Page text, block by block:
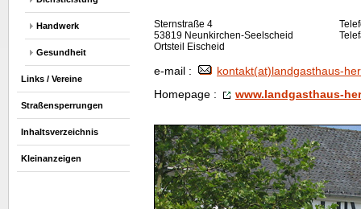
Handwerk
Gesundheit
Links / Vereine
Straßensperrungen
Inhaltsverzeichnis
Kleinanzeigen
Sternstraße 4
53819 Neunkirchen-Seelscheid
Ortsteil Eischeid
e-mail :
kontakt(at)landgasthaus-
Homepage : www.landgasthaus-